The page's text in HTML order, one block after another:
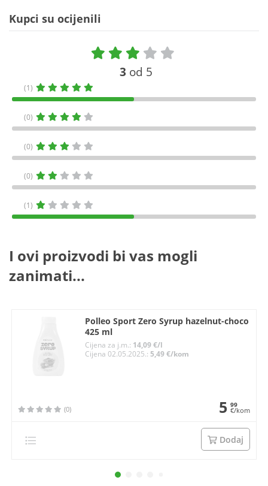
Kupci su ocijenili
3 od 5
(1)
(0)
(0)
(0)
(1)
I ovi proizvodi bi vas mogli
zanimati...
Polleo Sport Zero Syrup hazelnut-choco
425 ml
Cijena za j.m.: 14,09 €/l
Cijena 02.05.2025.:5,49 €/kom
(0) 5 99
€/kom
Dodaj